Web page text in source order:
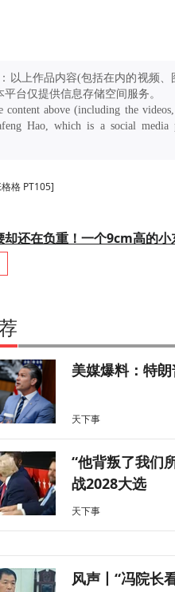
以上作品内容(包括在内的视频
平台仅提供信息存储空间服务。
content above (including the
Hao, which is a social media
格 PT105]
却还在负重！一个9cm高的
美媒爆料：特
天下事
“他背叛了我们
战2028大选
天下事
风声丨“冯院长